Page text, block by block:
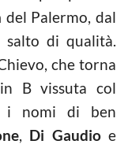
del Palermo, dal
di qualità.
che torna
B vissuta col
i nomi di ben
, Di Gaudioe